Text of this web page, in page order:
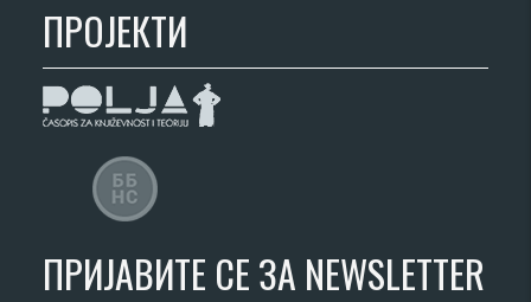
ПРОЈЕКТИ
ПРИЈАВИТЕ СЕ ЗА NEWSLETTER